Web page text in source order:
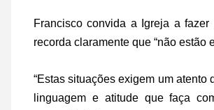
Francisco convida a Igreja a
recorda claramente que “não estão
“Estas situações exigem um
linguagem e atitude que faça